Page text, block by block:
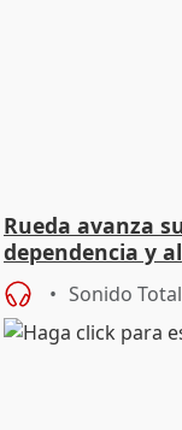
Rueda avanza
dependencia y
vivienda
Sonido